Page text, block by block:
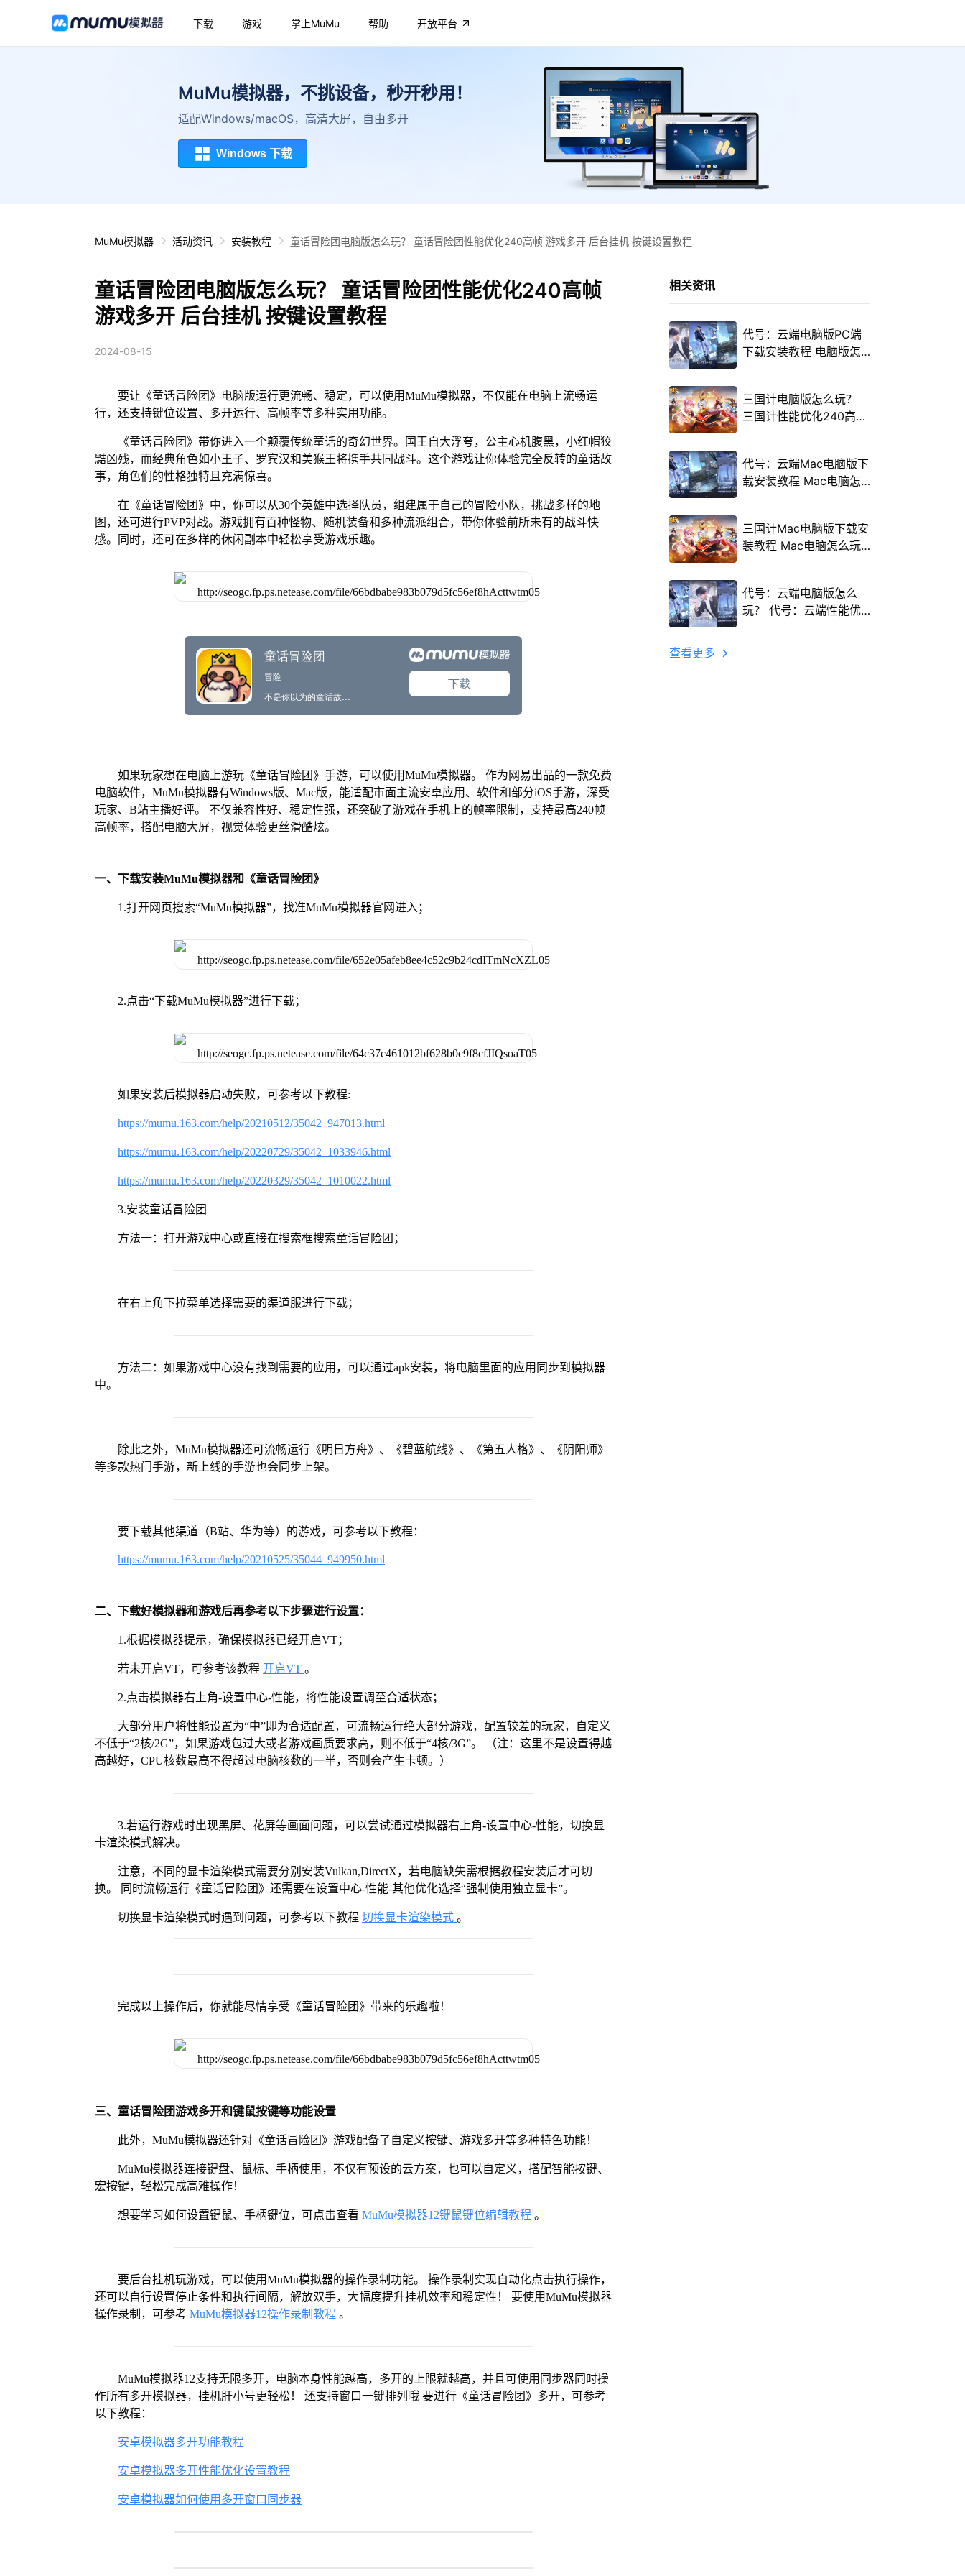
下载 游戏 掌上MuMu 帮助 开放平台
MuMu模拟器，不挑设备，秒开秒用！
适配Windows/macOS，高清大屏，自由多开
Windows 下载
MuMu模拟器 活动资讯 安装教程 童话冒险团电脑版怎么玩？ 童话冒险团性能优化240高帧 游戏多开 后台挂机 按键设置教程
童话冒险团电脑版怎么玩？ 童话冒险团性能优化240高帧
游戏多开 后台挂机 按键设置教程
2024-08-15
要让《童话冒险团》电脑版运行更流畅、稳定，可以使用MuMu模拟器，不仅能在电脑上流畅运
行，还支持键位设置、多开运行、高帧率等多种实用功能。
《童话冒险团》带你进入一个颠覆传统童话的奇幻世界。国王自大浮夸，公主心机腹黑，小红帽狡
黠凶残，而经典角色如小王子、罗宾汉和美猴王将携手共同战斗。这个游戏让你体验完全反转的童话故
事，角色们的性格独特且充满惊喜。
在《童话冒险团》中，你可以从30个英雄中选择队员，组建属于自己的冒险小队，挑战多样的地
图，还可进行PVP对战。游戏拥有百种怪物、随机装备和多种流派组合，带你体验前所未有的战斗快
感。同时，还可在多样的休闲副本中轻松享受游戏乐趣。
如果玩家想在电脑上游玩《童话冒险团》手游，可以使用MuMu模拟器。 作为网易出品的一款免费
电脑软件，MuMu模拟器有Windows版、Mac版，能适配市面主流安卓应用、软件和部分iOS手游，深受
玩家、B站主播好评。 不仅兼容性好、稳定性强，还突破了游戏在手机上的帧率限制，支持最高240帧
高帧率，搭配电脑大屏，视觉体验更丝滑酷炫。
一、下载安装MuMu模拟器和《童话冒险团》
1.打开网页搜索“MuMu模拟器”，找准MuMu模拟器官网进入；
2.点击“下载MuMu模拟器”进行下载；
如果安装后模拟器启动失败，可参考以下教程:
https://mumu.163.com/help/20210512/35042_947013.html
https://mumu.163.com/help/20220729/35042_1033946.html
https://mumu.163.com/help/20220329/35042_1010022.html
3.安装童话冒险团
方法一：打开游戏中心或直接在搜索框搜索童话冒险团；
在右上角下拉菜单选择需要的渠道服进行下载；
方法二：如果游戏中心没有找到需要的应用，可以通过apk安装，将电脑里面的应用同步到模拟器
中。
除此之外，MuMu模拟器还可流畅运行《明日方舟》、《碧蓝航线》、《第五人格》、《阴阳师》
等多款热门手游，新上线的手游也会同步上架。
要下载其他渠道（B站、华为等）的游戏，可参考以下教程：
https://mumu.163.com/help/20210525/35044_949950.html
二、下载好模拟器和游戏后再参考以下步骤进行设置：
1.根据模拟器提示，确保模拟器已经开启VT；
若未开启VT，可参考该教程 开启VT 。
2.点击模拟器右上角-设置中心-性能，将性能设置调至合适状态；
大部分用户将性能设置为“中”即为合适配置，可流畅运行绝大部分游戏，配置较差的玩家，自定义
不低于“2核/2G”，如果游戏包过大或者游戏画质要求高，则不低于“4核/3G”。 （注：这里不是设置得越
高越好，CPU核数最高不得超过电脑核数的一半，否则会产生卡顿。）
3.若运行游戏时出现黑屏、花屏等画面问题，可以尝试通过模拟器右上角-设置中心-性能，切换显
卡渲染模式解决。
注意，不同的显卡渲染模式需要分别安装Vulkan,DirectX，若电脑缺失需根据教程安装后才可切
换。 同时流畅运行《童话冒险团》还需要在设置中心-性能-其他优化选择“强制使用独立显卡”。
切换显卡渲染模式时遇到问题，可参考以下教程 切换显卡渲染模式 。
完成以上操作后，你就能尽情享受《童话冒险团》带来的乐趣啦！
三、童话冒险团游戏多开和键鼠按键等功能设置
此外，MuMu模拟器还针对《童话冒险团》游戏配备了自定义按键、游戏多开等多种特色功能！
MuMu模拟器连接键盘、鼠标、手柄使用，不仅有预设的云方案，也可以自定义，搭配智能按键、
宏按键，轻松完成高难操作！
想要学习如何设置键鼠、手柄键位，可点击查看 MuMu模拟器12键鼠键位编辑教程 。
要后台挂机玩游戏，可以使用MuMu模拟器的操作录制功能。 操作录制实现自动化点击执行操作，
还可以自行设置停止条件和执行间隔，解放双手，大幅度提升挂机效率和稳定性！ 要使用MuMu模拟器
操作录制，可参考 MuMu模拟器12操作录制教程 。
MuMu模拟器12支持无限多开，电脑本身性能越高，多开的上限就越高，并且可使用同步器同时操
作所有多开模拟器，挂机肝小号更轻松！ 还支持窗口一键排列哦 要进行《童话冒险团》多开，可参考
以下教程：
安卓模拟器多开功能教程
安卓模拟器多开性能优化设置教程
安卓模拟器如何使用多开窗口同步器
相关资讯
代号：云端电脑版PC端
下载安装教程 电脑版怎
三国计电脑版怎么玩？
三国计性能优化240高帧
代号：云端Mac电脑版下
载安装教程 Mac电脑怎
三国计Mac电脑版下载安
装教程 Mac电脑怎么玩
代号：云端电脑版怎么
玩？ 代号：云端性能优
查看更多